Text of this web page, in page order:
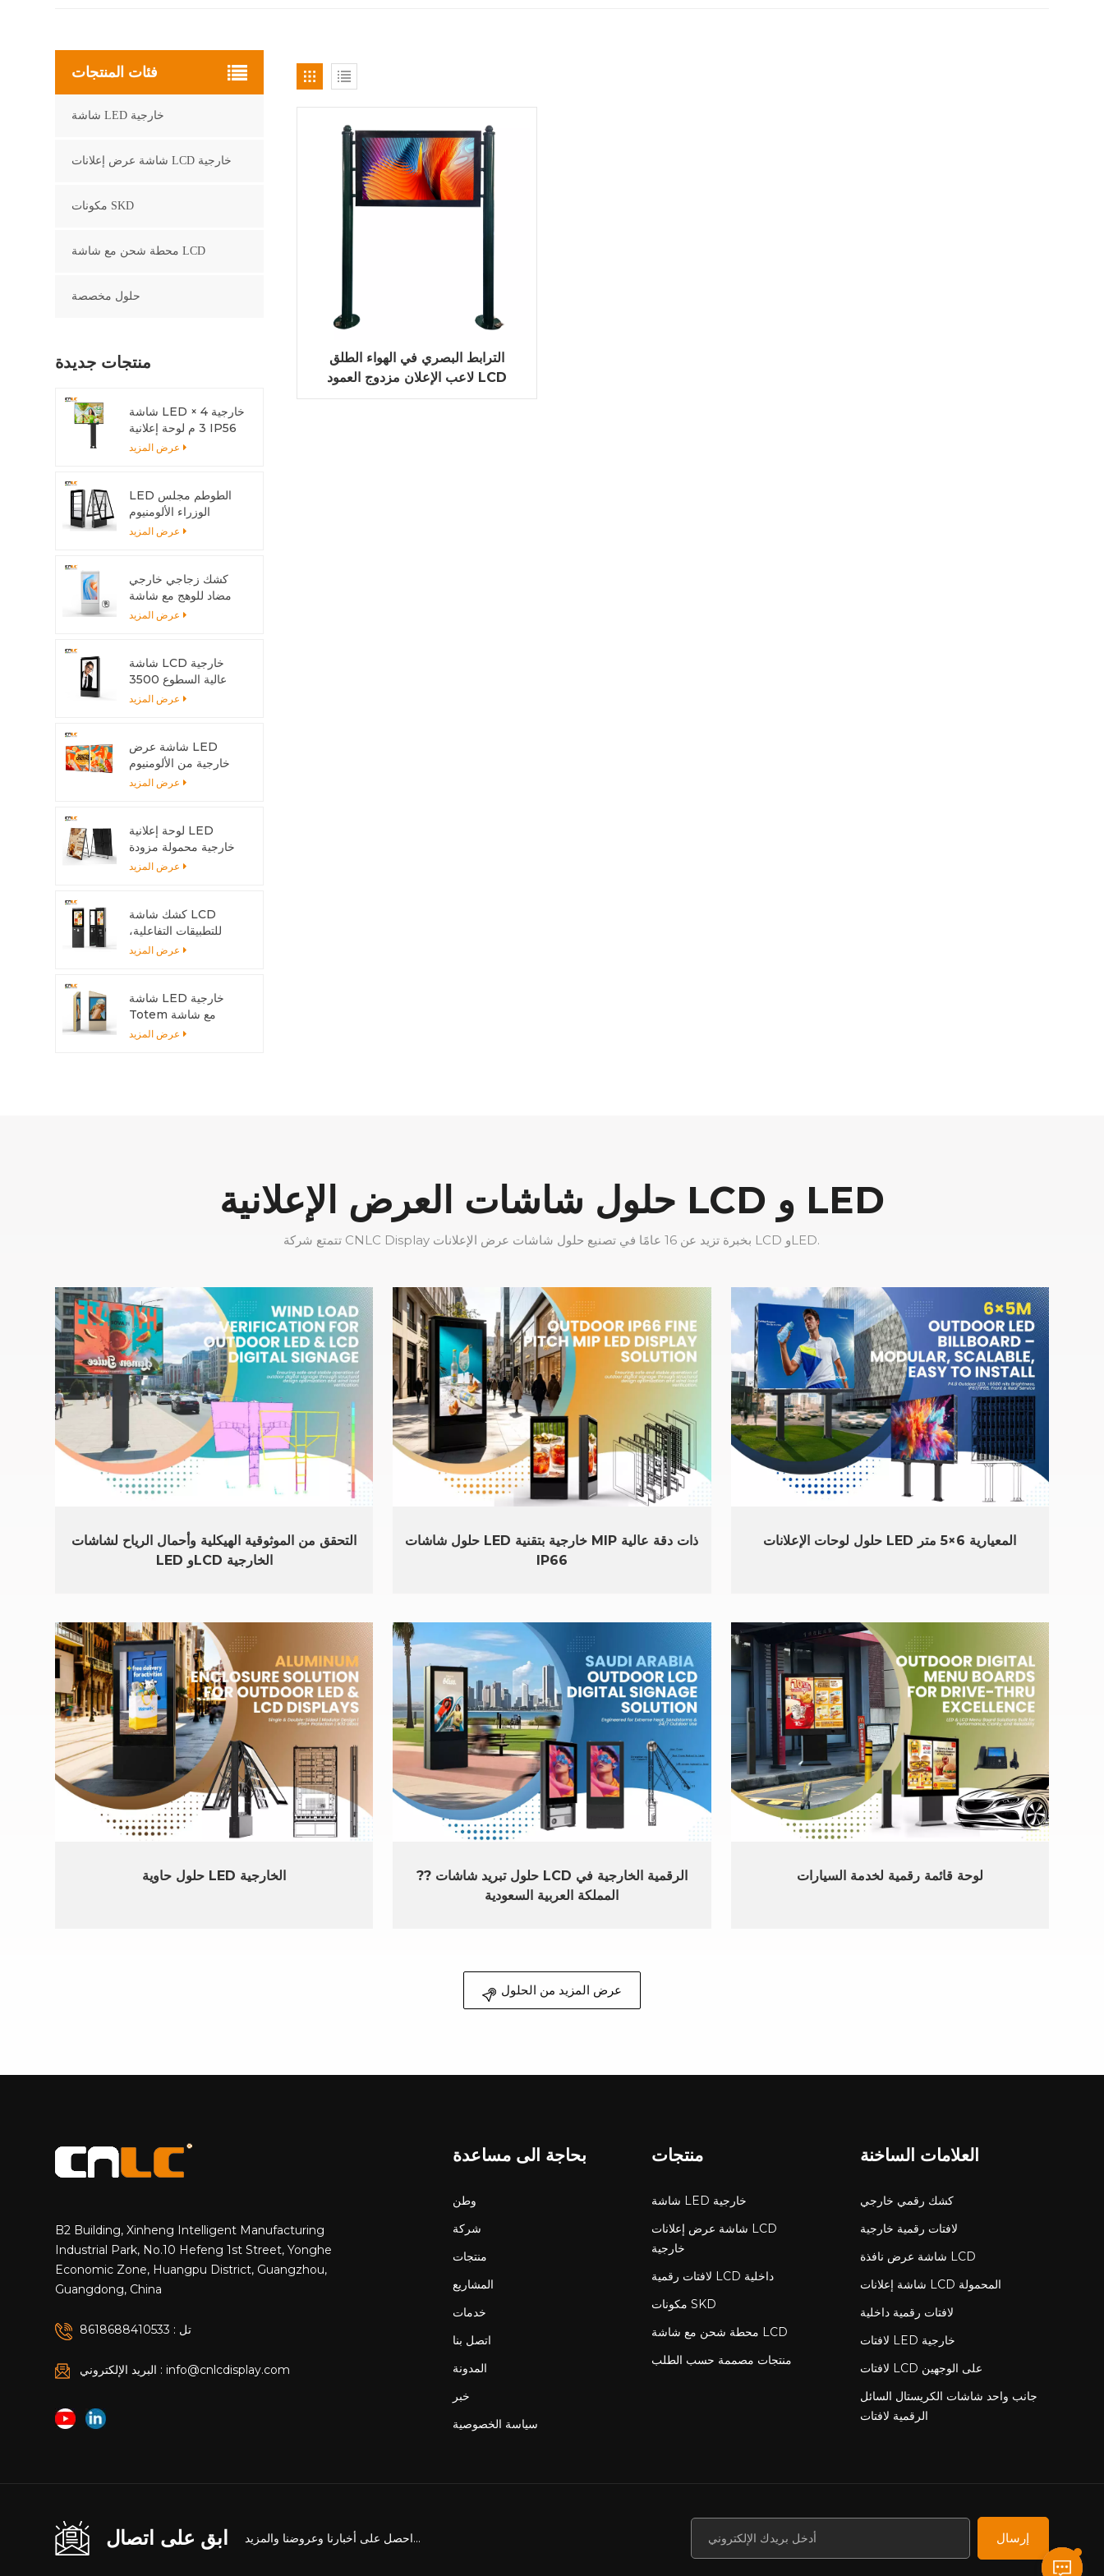
الترابط البصري في الهواء الطلق
لاعب الإعلان مزدوج العمود LCD
الإعلان الرقمية لافتات العرض
فئات المنتجات
شاشة LED خارجية
شاشة عرض إعلانات LCD خارجية
مكونات SKD
محطة شحن مع شاشة LCD
حلول مخصصة
منتجات جديدة
شاشة LED خارجية 4 ×
3 م لوحة إعلانية IP56
LED
عرض المزيد
LED الطوطم مجلس
الوزراء الألومنيوم
الشخصي المضادة للتآكل
عرض المزيد
كشك زجاجي خارجي
مضاد للوهج مع شاشة
متعددة اللمس
عرض المزيد
شاشة LCD خارجية
عالية السطوع 3500
شمعة مع هيكل من
عرض المزيد
شاشة عرض LED
خارجية من الألومنيوم
قابلة للتركيب بسهولة
عرض المزيد
لوحة إعلانية LED
خارجية محمولة مزودة
ببطارية | شاشة عرض
عرض المزيد
كشك شاشة LCD
للتطبيقات التفاعلية،
هيكل خارجي من
عرض المزيد
شاشة LED خارجية
Totem مع شاشة
6500 شمعة - مزدوجة
عرض المزيد
حلول شاشات العرض الإعلانية LCD و LED
تتمتع شركة CNLC Display بخبرة تزيد عن 16 عامًا في تصنيع حلول شاشات عرض الإعلانات LCD وLED.
التحقق من الموثوقية الهيكلية وأحمال الرياح لشاشات
LED وLCD الخارجية
حلول شاشات LED خارجية بتقنية MIP ذات دقة عالية
IP66
حلول لوحات الإعلانات LED المعيارية 6×5 متر
حلول حاوية LED الخارجية
?? حلول تبريد شاشات LCD الرقمية الخارجية في
المملكة العربية السعودية
لوحة قائمة رقمية لخدمة السيارات
عرض المزيد من الحلول
B2 Building, Xinheng Intelligent Manufacturing
Industrial Park, No.10 Hefeng 1st Street, Yonghe
Economic Zone, Huangpu District, Guangzhou,
Guangdong, China
تل : 8618688410533
البريد الإلكتروني : info@cnlcdisplay.com
بحاجة الى مساعدة
وطن
شركة
منتجات
المشاريع
خدمات
اتصل بنا
المدونة
خبر
سياسة الخصوصية
منتجات
شاشة LED خارجية
شاشة عرض إعلانات LCD
خارجية
لافتات رقمية LCD داخلية
مكونات SKD
محطة شحن مع شاشة LCD
منتجات مصممة حسب الطلب
العلامات الساخنة
كشك رقمي خارجي
لافتات رقمية خارجية
شاشة عرض نافذة LCD
شاشة إعلانات LCD المحمولة
لافتات رقمية داخلية
لافتات LED خارجية
لافتات LCD على الوجهين
جانب واحد شاشات الكريستال السائل
الرقمية لافتات
ابق على اتصال احصل على أخبارنا وعروضنا والمزيد... إرسال